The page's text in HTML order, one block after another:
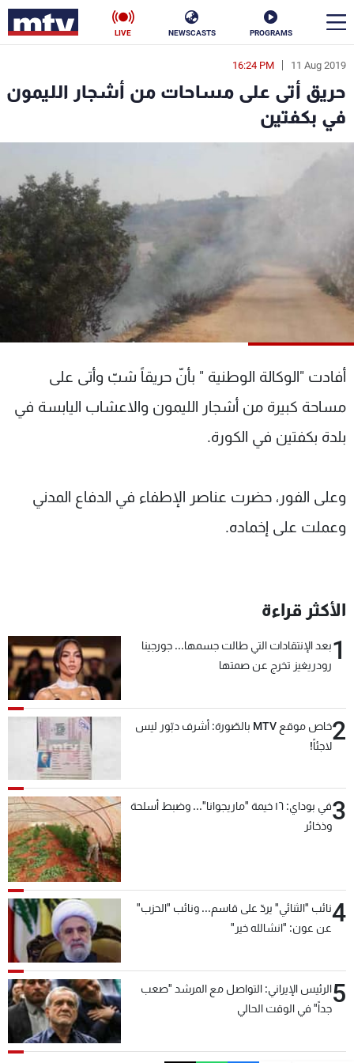
PROGRAMS
NEWSCASTS
LIVE
11 Aug 2019
16:24 PM
حريق أتى على مساحات من أشجار الليمون
في بكفتين
أفادت "الوكالة الوطنية " بأنّ حريقاً شبّ وأتى على
مساحة كبيرة من أشجار الليمون والاعشاب اليابسة في
بلدة بكفتين في الكورة.
وعلى الفور، حضرت عناصر الإطفاء في الدفاع المدني
وعملت على إخماده.
الأكثر قراءة
1بعد الإنتقادات التي طالت جسمها... جورجينا
رودريغيز تخرج عن صمتها
2
خاص موقع MTV بالصّورة: أشرف دبّور ليس
لاجئاً!
3
في بوداي: ١٦ خيمة "ماريجوانا"... وضبط أسلحة
وذخائر
4نائب "الثنائي" يردّ على قاسم... ونائب "الحزب"
عن عون: "انشالله خير"
5الرئيس الإيراني: التواصل مع المرشد "صعب
جداً" في الوقت الحالي
en
الأخبار
سياسة ناس
كأس العالم
جدول البرامج
شاهد البرامج
عن MTV
سياسة الخصوصية